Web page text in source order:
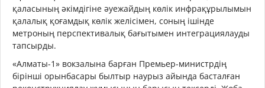
қаласының әкімдігіне әуежайдың көлік инфрақұрылымын
қалалық қоғамдық көлік желісімен, соның ішінде
метроның перспективалық бағытымен интеграциялауды
тапсырды.
«Алматы-1» вокзалына барған Премьер-министрдің
бірінші орынбасары былтыр наурыз айында басталған